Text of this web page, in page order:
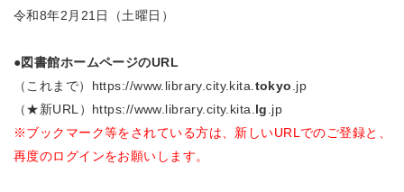
令和8年2月21日（土曜日）
●図書館ホームページのURL
（これまで）https://www.library.city.kita. tokyo .jp
（★新URL）https://www.library.city.kita. lg .jp
※ブックマーク等をされている方は、新しいURLでのご登録と、
再度のログインをお願いします。